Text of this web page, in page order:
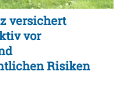
versichert
vor
Risiken